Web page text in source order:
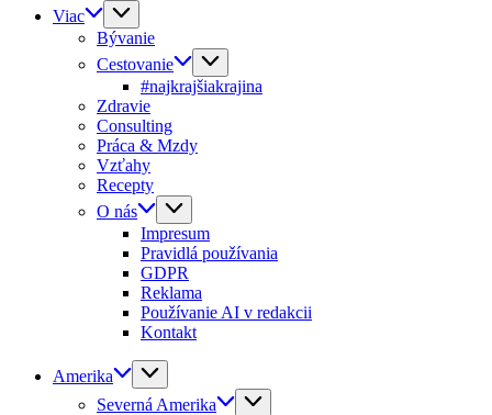
Viac
Bývanie
Cestovanie
#najkrajšiakrajina
Zdravie
Consulting
Práca & Mzdy
Vzťahy
Recepty
O nás
Impresum
Pravidlá používania
GDPR
Reklama
Používanie AI v redakcii
Kontakt
Amerika
Severná Amerika